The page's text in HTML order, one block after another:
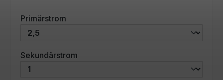
Primärstrom
Sekundärstrom